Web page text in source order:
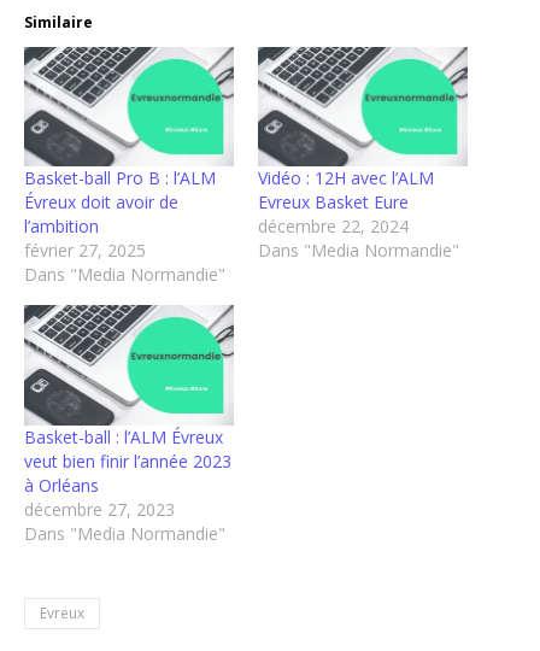
Similaire
Basket-ball Pro B : l’ALM
Évreux doit avoir de
l’ambition
février 27, 2025
Dans "Media Normandie"
Vidéo : 12H avec l’ALM
Evreux Basket Eure
décembre 22, 2024
Dans "Media Normandie"
Basket-ball : l’ALM Évreux
veut bien finir l’année 2023
à Orléans
décembre 27, 2023
Dans "Media Normandie"
Evreux